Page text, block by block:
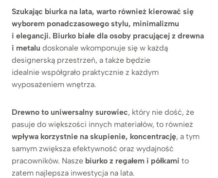
Szukając biurka na lata, warto również kierować się
wyborem ponadczasowego stylu, minimalizmu
i elegancji. Biurko białe dla osoby pracującej z drewna
i metalu doskonale wkomponuje się w każdą
designerską przestrzeń, a także będzie
idealnie współgrało praktycznie z każdym
wyposażeniem wnętrza.
Drewno to uniwersalny surowiec, który nie dość, że
pasuje do większości innych materiałów, to również
wpływa korzystnie na skupienie, koncentrację, a tym
samym zwiększa efektywność oraz wydajność
pracowników. Nasze biurko z regałem i półkami to
zatem najlepsza inwestycja na lata.